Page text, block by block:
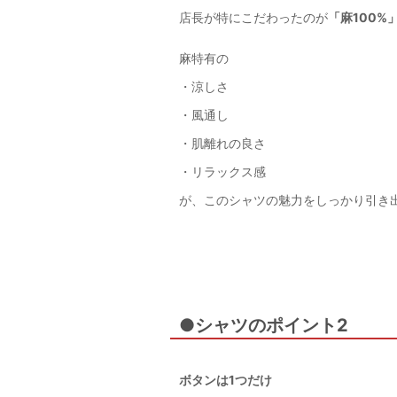
店長が特にこだわったのが 「麻100%」
麻特有の
・涼しさ
・風通し
・肌離れの良さ
・リラックス感
が、このシャツの魅力をしっかり引き
●シャツのポイント2
ボタンは1つだけ